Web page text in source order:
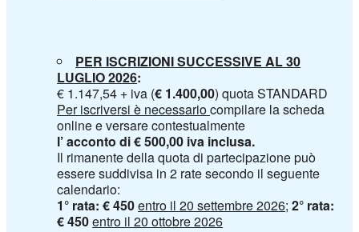
PER ISCRIZIONI SUCCESSIVE AL 30
LUGLIO 2026:
€ 1.147,54 + iva (€ 1.400,00) quota STANDARD
Per iscriversi è necessariocompilare la scheda
online e versare contestualmente
l’ acconto di € 500,00 iva inclusa.
Il rimanente della quota di partecipazione può
essere suddivisa in 2 rate secondo il seguente
calendario:
1° rata: € 450entro il 20 settembre 2026;2° rata:
€ 450entro il 20 ottobre 2026